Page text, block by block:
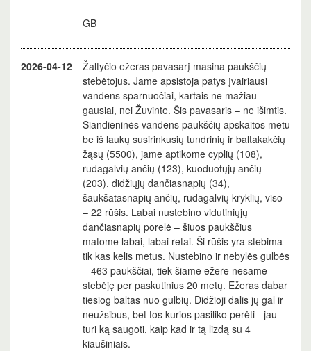
GB
2026-04-12
Žaltyčio ežeras pavasarį masina paukščių
stebėtojus. Jame apsistoja patys įvairiausi
vandens sparnuočiai, kartais ne mažiau
gausiai, nei Žuvinte. Šis pavasaris – ne išimtis.
Šiandieninės vandens paukščių apskaitos metu
be iš laukų susirinkusių tundrinių ir baltakakčių
žąsų (5500), jame aptikome cyplių (108),
rudagalvių ančių (123), kuoduotųjų ančių
(203), didžiųjų dančiasnapių (34),
šaukšatasnapių ančių, rudagalvių kryklių, viso
– 22 rūšis. Labai nustebino vidutiniųjų
dančiasnapių porelė – šiuos paukščius
matome labai, labai retai. Ši rūšis yra stebima
tik kas kelis metus. Nustebino ir nebylės gulbės
– 463 paukščiai, tiek šiame ežere nesame
stebėję per paskutinius 20 metų. Ežeras dabar
tiesiog baltas nuo gulbių. Didžioji dalis jų gal ir
neužsibus, bet tos kurios pasiliko perėti - jau
turi ką saugoti, kaip kad ir tą lizdą su 4
kiaušiniais.